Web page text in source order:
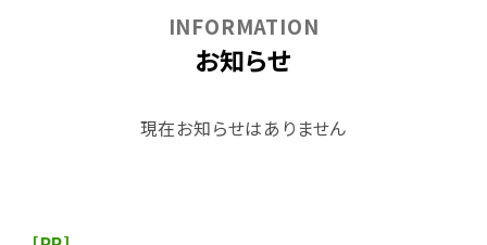
お知らせ
INFORMATION
現在お知らせはありません